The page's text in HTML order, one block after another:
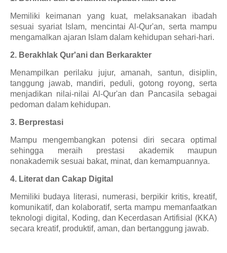
Memiliki keimanan yang kuat, melaksanakan ibadah
sesuai syariat Islam, mencintai Al-Qur'an, serta mampu
mengamalkan ajaran Islam dalam kehidupan sehari-hari.
2. Berakhlak Qur'ani dan Berkarakter
Menampilkan perilaku jujur, amanah, santun, disiplin,
tanggung jawab, mandiri, peduli, gotong royong, serta
menjadikan nilai-nilai Al-Qur'an dan Pancasila sebagai
pedoman dalam kehidupan.
3. Berprestasi
Mampu mengembangkan potensi diri secara optimal
sehingga meraih prestasi akademik maupun
nonakademik sesuai bakat, minat, dan kemampuannya.
4. Literat dan Cakap Digital
Memiliki budaya literasi, numerasi, berpikir kritis, kreatif,
komunikatif, dan kolaboratif, serta mampu memanfaatkan
teknologi digital, Koding, dan Kecerdasan Artifisial (KKA)
secara kreatif, produktif, aman, dan bertanggung jawab.